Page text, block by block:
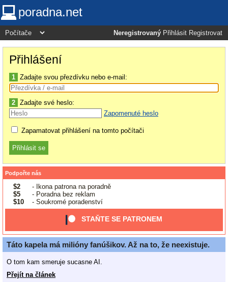
poradna.net
Neregistrovaný Přihlásit Registrovat
Přihlášení
1 Zadajte svou přezdívku nebo e-mail:
2 Zadajte své heslo:
Zapomenuté heslo
Zapamatovat přihlášení na tomto počítači
Podpořte nás
$2
- Ikona patrona na poradně
$5
- Poradna bez reklam
$10
- Soukromé poradenství
STAŇTE SE PATRONEM
Táto kapela má milióny fanúšikov. Až na to, že neexistuje.
O tom kam smeruje sucasne AI.
Přejít na článek